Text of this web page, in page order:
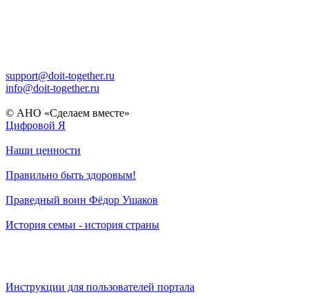
support@doit-together.ru
info@doit-together.ru
© АНО «Сделаем вместе»
Цифровой Я
Наши ценности
Правильно быть здоровым!
Праведный воин Фёдор Ушаков
История семьи - история страны
Инструкции для пользователей портала